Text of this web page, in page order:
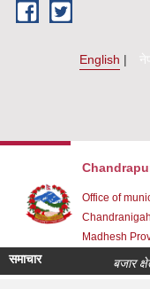
Skip to main content
English
Office of
Madhesh
समाचार बजार